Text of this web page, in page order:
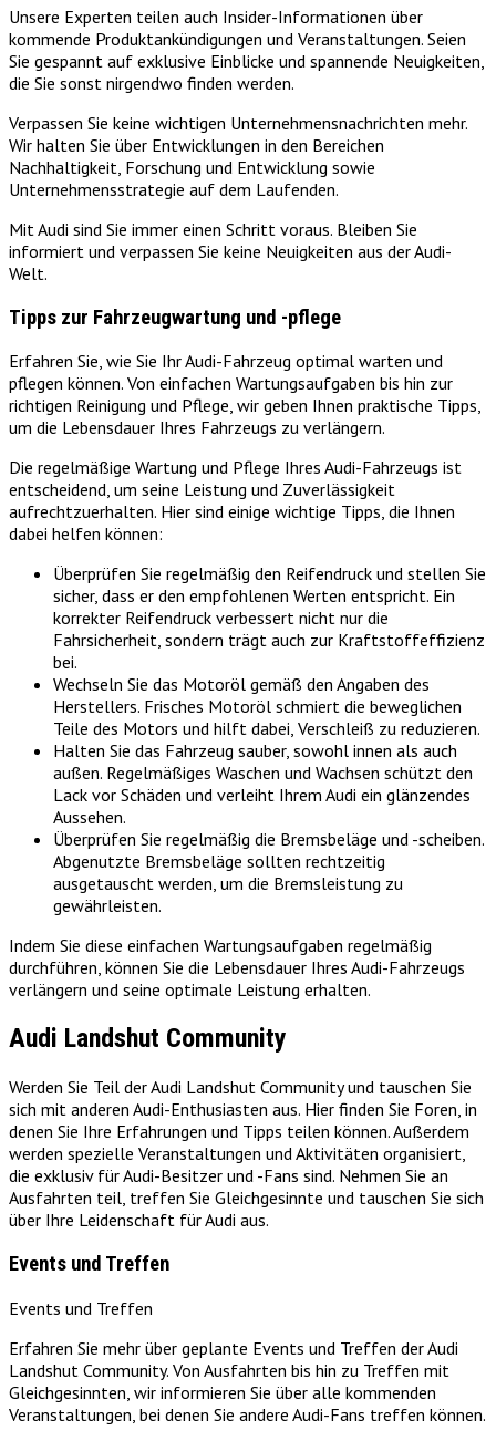
Unsere Experten teilen auch Insider-Informationen über
kommende Produktankündigungen und Veranstaltungen. Seien
Sie gespannt auf exklusive Einblicke und spannende Neuigkeiten,
die Sie sonst nirgendwo finden werden.
Verpassen Sie keine wichtigen Unternehmensnachrichten mehr.
Wir halten Sie über Entwicklungen in den Bereichen
Nachhaltigkeit, Forschung und Entwicklung sowie
Unternehmensstrategie auf dem Laufenden.
Mit Audi sind Sie immer einen Schritt voraus. Bleiben Sie
informiert und verpassen Sie keine Neuigkeiten aus der Audi-
Welt.
Tipps zur Fahrzeugwartung und -pflege
Erfahren Sie, wie Sie Ihr Audi-Fahrzeug optimal warten und
pflegen können. Von einfachen Wartungsaufgaben bis hin zur
richtigen Reinigung und Pflege, wir geben Ihnen praktische Tipps,
um die Lebensdauer Ihres Fahrzeugs zu verlängern.
Die regelmäßige Wartung und Pflege Ihres Audi-Fahrzeugs ist
entscheidend, um seine Leistung und Zuverlässigkeit
aufrechtzuerhalten. Hier sind einige wichtige Tipps, die Ihnen
dabei helfen können:
Überprüfen Sie regelmäßig den Reifendruck und stellen Sie
sicher, dass er den empfohlenen Werten entspricht. Ein
korrekter Reifendruck verbessert nicht nur die
Fahrsicherheit, sondern trägt auch zur Kraftstoffeffizienz
bei.
Wechseln Sie das Motoröl gemäß den Angaben des
Herstellers. Frisches Motoröl schmiert die beweglichen
Teile des Motors und hilft dabei, Verschleiß zu reduzieren.
Halten Sie das Fahrzeug sauber, sowohl innen als auch
außen. Regelmäßiges Waschen und Wachsen schützt den
Lack vor Schäden und verleiht Ihrem Audi ein glänzendes
Aussehen.
Überprüfen Sie regelmäßig die Bremsbeläge und -scheiben.
Abgenutzte Bremsbeläge sollten rechtzeitig
ausgetauscht werden, um die Bremsleistung zu
gewährleisten.
Indem Sie diese einfachen Wartungsaufgaben regelmäßig
durchführen, können Sie die Lebensdauer Ihres Audi-Fahrzeugs
verlängern und seine optimale Leistung erhalten.
Audi Landshut Community
Werden Sie Teil der Audi Landshut Community und tauschen Sie
sich mit anderen Audi-Enthusiasten aus. Hier finden Sie Foren, in
denen Sie Ihre Erfahrungen und Tipps teilen können. Außerdem
werden spezielle Veranstaltungen und Aktivitäten organisiert,
die exklusiv für Audi-Besitzer und -Fans sind. Nehmen Sie an
Ausfahrten teil, treffen Sie Gleichgesinnte und tauschen Sie sich
über Ihre Leidenschaft für Audi aus.
Events und Treffen
Events und Treffen
Erfahren Sie mehr über geplante Events und Treffen der Audi
Landshut Community. Von Ausfahrten bis hin zu Treffen mit
Gleichgesinnten, wir informieren Sie über alle kommenden
Veranstaltungen, bei denen Sie andere Audi-Fans treffen können.